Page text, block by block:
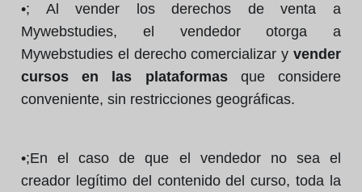
•; Al vender los derechos de venta a
Mywebstudies, el vendedor otorga a
Mywebstudies el derecho comercializar y vender
cursos en las plataformasque considere
conveniente, sin restricciones geográficas.
•;En el caso de que el vendedor no sea el
creador legítimo del contenido del curso, toda la